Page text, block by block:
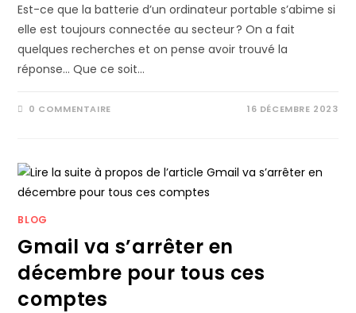
Est-ce que la batterie d’un ordinateur portable s’abime si
elle est toujours connectée au secteur ? On a fait
quelques recherches et on pense avoir trouvé la
réponse… Que ce soit…
0 COMMENTAIRE 16 DÉCEMBRE 2023
BLOG
Gmail va s’arrêter en
décembre pour tous ces
comptes